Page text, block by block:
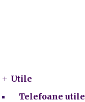
Utile
Telefoane utile